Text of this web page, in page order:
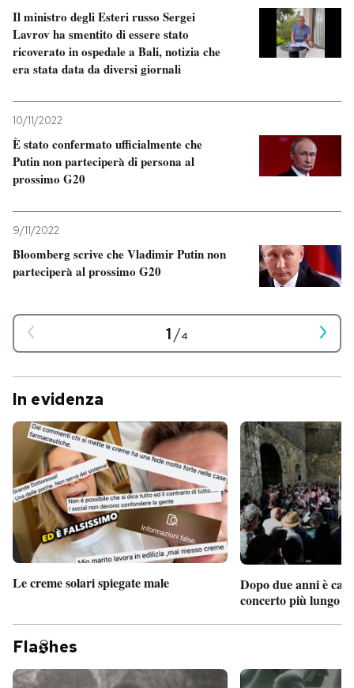
Il ministro degli Esteri russo Sergei
Lavrov ha smentito di essere stato
ricoverato in ospedale a Bali, notizia che
era stata data da diversi giornali
10/11/2022
È stato confermato ufficialmente che
Putin non parteciperà di persona al
prossimo G20
9/11/2022
Bloomberg scrive che Vladimir Putin non
parteciperà al prossimo G20
1/4
In evidenza
Le creme solari spiegate male
Dopo due anni è
concerto più lungo
Fla hes